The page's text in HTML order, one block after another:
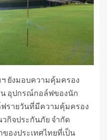
ยังมอบความคุ้มครอง
อุปกรณ์กอล์ฟของนัก
รายวันที่มีความคุ้มครอง
วกิจประกันภัย จำกัด
องประเทศไทยที่เป็น